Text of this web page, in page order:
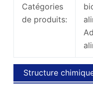
Catégories
de produits:
Structure